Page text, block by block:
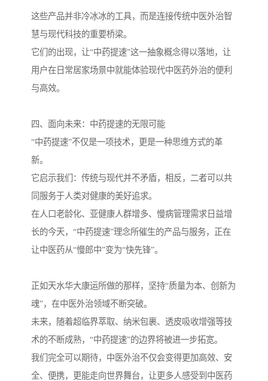
这些产品并非冷冰冰的工具，而是连接传统中医外治智
慧与现代科技的重要桥梁。
它们的出现，让“中药提速”这一抽象概念得以落地，让
用户在日常居家场景中就能体验现代中医药外治的便利
与高效。
四、面向未来：中药提速的无限可能
“中药提速”不仅是一项技术，更是一种思维方式的革
新。
它启示我们：传统与现代并不矛盾，相反，二者可以共
同服务于人类对健康的美好追求。
在人口老龄化、亚健康人群增多、慢病管理需求日益增
长的今天，“中药提速”理念所催生的产品与服务，正在
让中医药从“慢郎中”变为“快先锋”。
正如天水华大康运所做的那样，坚持“质量为本、创新为
魂”，在中医外治领域不断突破。
未来，随着超临界萃取、纳米包裹、透皮吸收增强等技
术的不断成熟，“中药提速”的边界将被进一步拓宽。
我们完全可以期待，中医外治不仅会变得更加高效、安
全、便携，更能走向世界舞台，让更多人感受到中医药